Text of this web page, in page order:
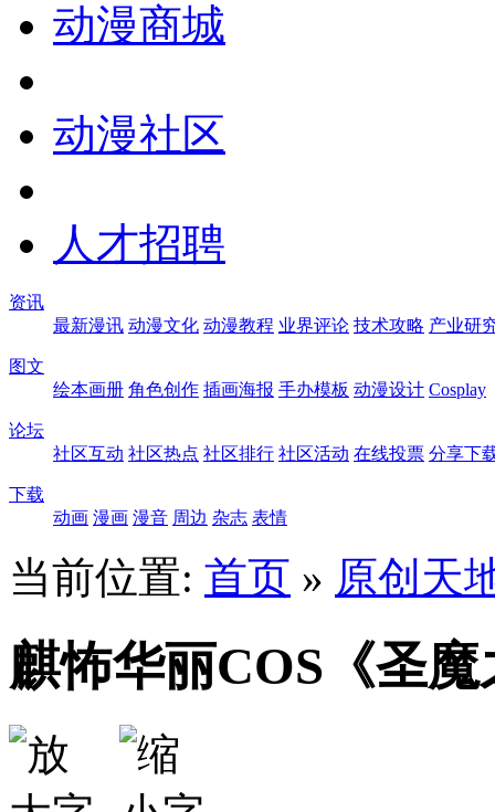
动漫商城
动漫社区
人才招聘
资讯
最新漫讯 动漫文化 动漫教程 业界评论 技术攻略 产业研
图文
绘本画册 角色创作 插画海报 手办模板 动漫设计 Cosplay
论坛
社区互动 社区热点 社区排行 社区活动 在线投票 分享下
下载
动画 漫画 漫音 周边 杂志 表情
当前位置: 首页 » 原创天
麒怖华丽COS《圣